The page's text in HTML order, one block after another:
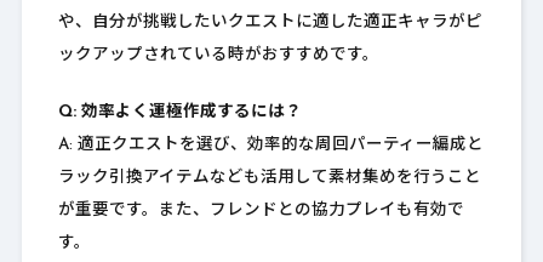
や、自分が挑戦したいクエストに適した適正キャラがピ
ックアップされている時がおすすめです。
Q: 効率よく運極作成するには？
A: 適正クエストを選び、効率的な周回パーティー編成と
ラック引換アイテムなども活用して素材集めを行うこと
が重要です。また、フレンドとの協力プレイも有効で
す。